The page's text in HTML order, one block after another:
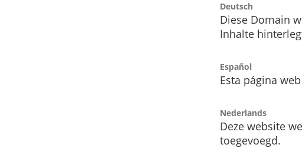
Deutsch
Diese Domain
Inhalte
Español
Esta página
Nederlands
Deze website
toegevoegd.